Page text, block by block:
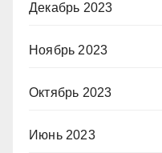
Декабрь 2023
Ноябрь 2023
Октябрь 2023
Июнь 2023